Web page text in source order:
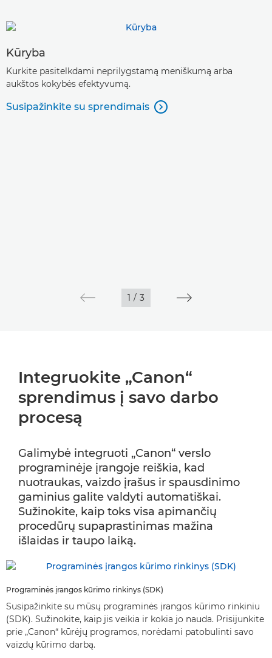
Kūryba
Kurkite pasitelkdami neprilygstamą meniškumą arba
aukštos kokybės efektyvumą.
Susipažinkite su sprendimais 
1 / 3
Integruokite „Canon“
sprendimus į savo darbo
procesą
Galimybė integruoti „Canon“ verslo
programinėje įrangoje reiškia, kad
nuotraukas, vaizdo įrašus ir spausdinimo
gaminius galite valdyti automatiškai.
Sužinokite, kaip toks visa apimančių
procedūrų supaprastinimas mažina
išlaidas ir taupo laiką.
Programinės įrangos kūrimo rinkinys (SDK)
Susipažinkite su mūsų programinės įrangos kūrimo rinkiniu
(SDK). Sužinokite, kaip jis veikia ir kokia jo nauda. Prisijunkite
prie „Canon“ kūrėjų programos, norėdami patobulinti savo
vaizdų kūrimo darbą.